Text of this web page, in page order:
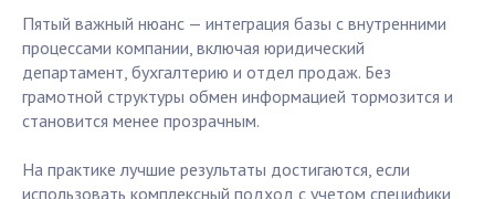
Пятый важный нюанс — интеграция базы с внутренними
процессами компании, включая юридический
департамент, бухгалтерию и отдел продаж. Без
грамотной структуры обмен информацией тормозится и
становится менее прозрачным.
На практике лучшие результаты достигаются, если
использовать комплексный подход с учетом специфики